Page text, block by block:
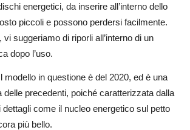
energetici, da inserire all’interno dello
piccoli e possono perdersi facilmente.
suggeriamo di riporli all’interno di un
dopo l’uso.
modello in questione è del 2020, ed è una
delle precedenti, poiché caratterizzata dalla
come il nucleo energetico sul petto
più bello.